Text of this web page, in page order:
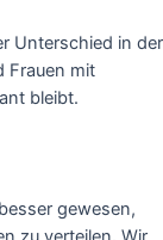
Unterschied in der
Frauen mit
bleibt.
gewesen,